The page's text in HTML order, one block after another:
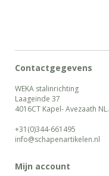
Contactgegevens
WEKA stalinrichting
Laageinde 37
4016CT Kapel- Avezaath NL.
+31(0)344-661495
info@schapenartikelen.nl
Mijn account